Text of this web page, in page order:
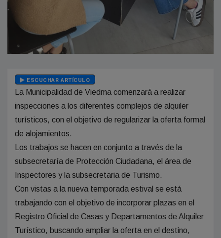
ESCUCHAR ARTÍCULO
La Municipalidad de Viedma comenzará a realizar
inspecciones a los diferentes complejos de alquiler
turísticos, con el objetivo de regularizar la oferta formal
de alojamientos.
Los trabajos se hacen en conjunto a través de la
subsecretaría de Protección Ciudadana, el área de
Inspectores y la subsecretaria de Turismo.
Con vistas a la nueva temporada estival se está
trabajando con el objetivo de incorporar plazas en el
Registro Oficial de Casas y Departamentos de Alquiler
Turístico, buscando ampliar la oferta en el destino,